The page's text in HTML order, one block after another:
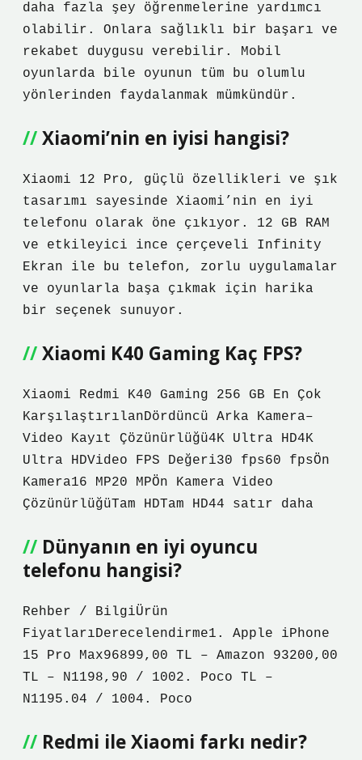
daha fazla şey öğrenmelerine yardımcı
olabilir. Onlara sağlıklı bir başarı ve
rekabet duygusu verebilir. Mobil
oyunlarda bile oyunun tüm bu olumlu
yönlerinden faydalanmak mümkündür.
Xiaomi’nin en iyisi hangisi?
Xiaomi 12 Pro, güçlü özellikleri ve şık
tasarımı sayesinde Xiaomi’nin en iyi
telefonu olarak öne çıkıyor. 12 GB RAM
ve etkileyici ince çerçeveli Infinity
Ekran ile bu telefon, zorlu uygulamalar
ve oyunlarla başa çıkmak için harika
bir seçenek sunuyor.
Xiaomi K40 Gaming Kaç FPS?
Xiaomi Redmi K40 Gaming 256 GB En Çok
KarşılaştırılanDördüncü Arka Kamera–
Video Kayıt Çözünürlüğü4K Ultra HD4K
Ultra HDVideo FPS Değeri30 fps60 fpsÖn
Kamera16 MP20 MPÖn Kamera Video
ÇözünürlüğüTam HDTam HD44 satır daha
Dünyanın en iyi oyuncu
telefonu hangisi?
Rehber / BilgiÜrün
FiyatlarıDerecelendirme1. Apple iPhone
15 Pro Max96899,00 TL – Amazon 93200,00
TL – N1198,90 / 1002. Poco TL –
N1195.04 / 1004. Poco
Redmi ile Xiaomi farkı nedir?